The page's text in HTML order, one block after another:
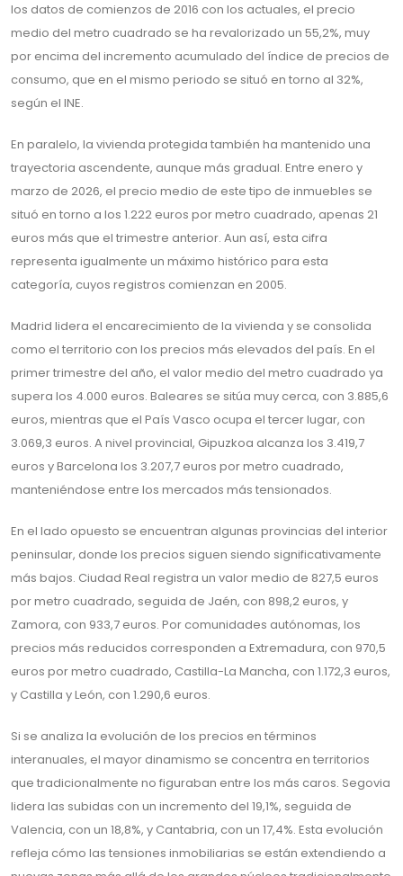
los datos de comienzos de 2016 con los actuales, el precio
medio del metro cuadrado se ha revalorizado un 55,2%, muy
por encima del incremento acumulado del índice de precios de
consumo, que en el mismo periodo se situó en torno al 32%,
según el INE.
En paralelo, la vivienda protegida también ha mantenido una
trayectoria ascendente, aunque más gradual. Entre enero y
marzo de 2026, el precio medio de este tipo de inmuebles se
situó en torno a los 1.222 euros por metro cuadrado, apenas 21
euros más que el trimestre anterior. Aun así, esta cifra
representa igualmente un máximo histórico para esta
categoría, cuyos registros comienzan en 2005.
Madrid lidera el encarecimiento de la vivienda y se consolida
como el territorio con los precios más elevados del país. En el
primer trimestre del año, el valor medio del metro cuadrado ya
supera los 4.000 euros. Baleares se sitúa muy cerca, con 3.885,6
euros, mientras que el País Vasco ocupa el tercer lugar, con
3.069,3 euros. A nivel provincial, Gipuzkoa alcanza los 3.419,7
euros y Barcelona los 3.207,7 euros por metro cuadrado,
manteniéndose entre los mercados más tensionados.
En el lado opuesto se encuentran algunas provincias del interior
peninsular, donde los precios siguen siendo significativamente
más bajos. Ciudad Real registra un valor medio de 827,5 euros
por metro cuadrado, seguida de Jaén, con 898,2 euros, y
Zamora, con 933,7 euros. Por comunidades autónomas, los
precios más reducidos corresponden a Extremadura, con 970,5
euros por metro cuadrado, Castilla-La Mancha, con 1.172,3 euros,
y Castilla y León, con 1.290,6 euros.
Si se analiza la evolución de los precios en términos
interanuales, el mayor dinamismo se concentra en territorios
que tradicionalmente no figuraban entre los más caros. Segovia
lidera las subidas con un incremento del 19,1%, seguida de
Valencia, con un 18,8%, y Cantabria, con un 17,4%. Esta evolución
refleja cómo las tensiones inmobiliarias se están extendiendo a